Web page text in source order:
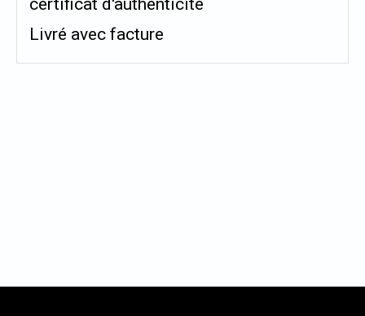
Livré avec facture